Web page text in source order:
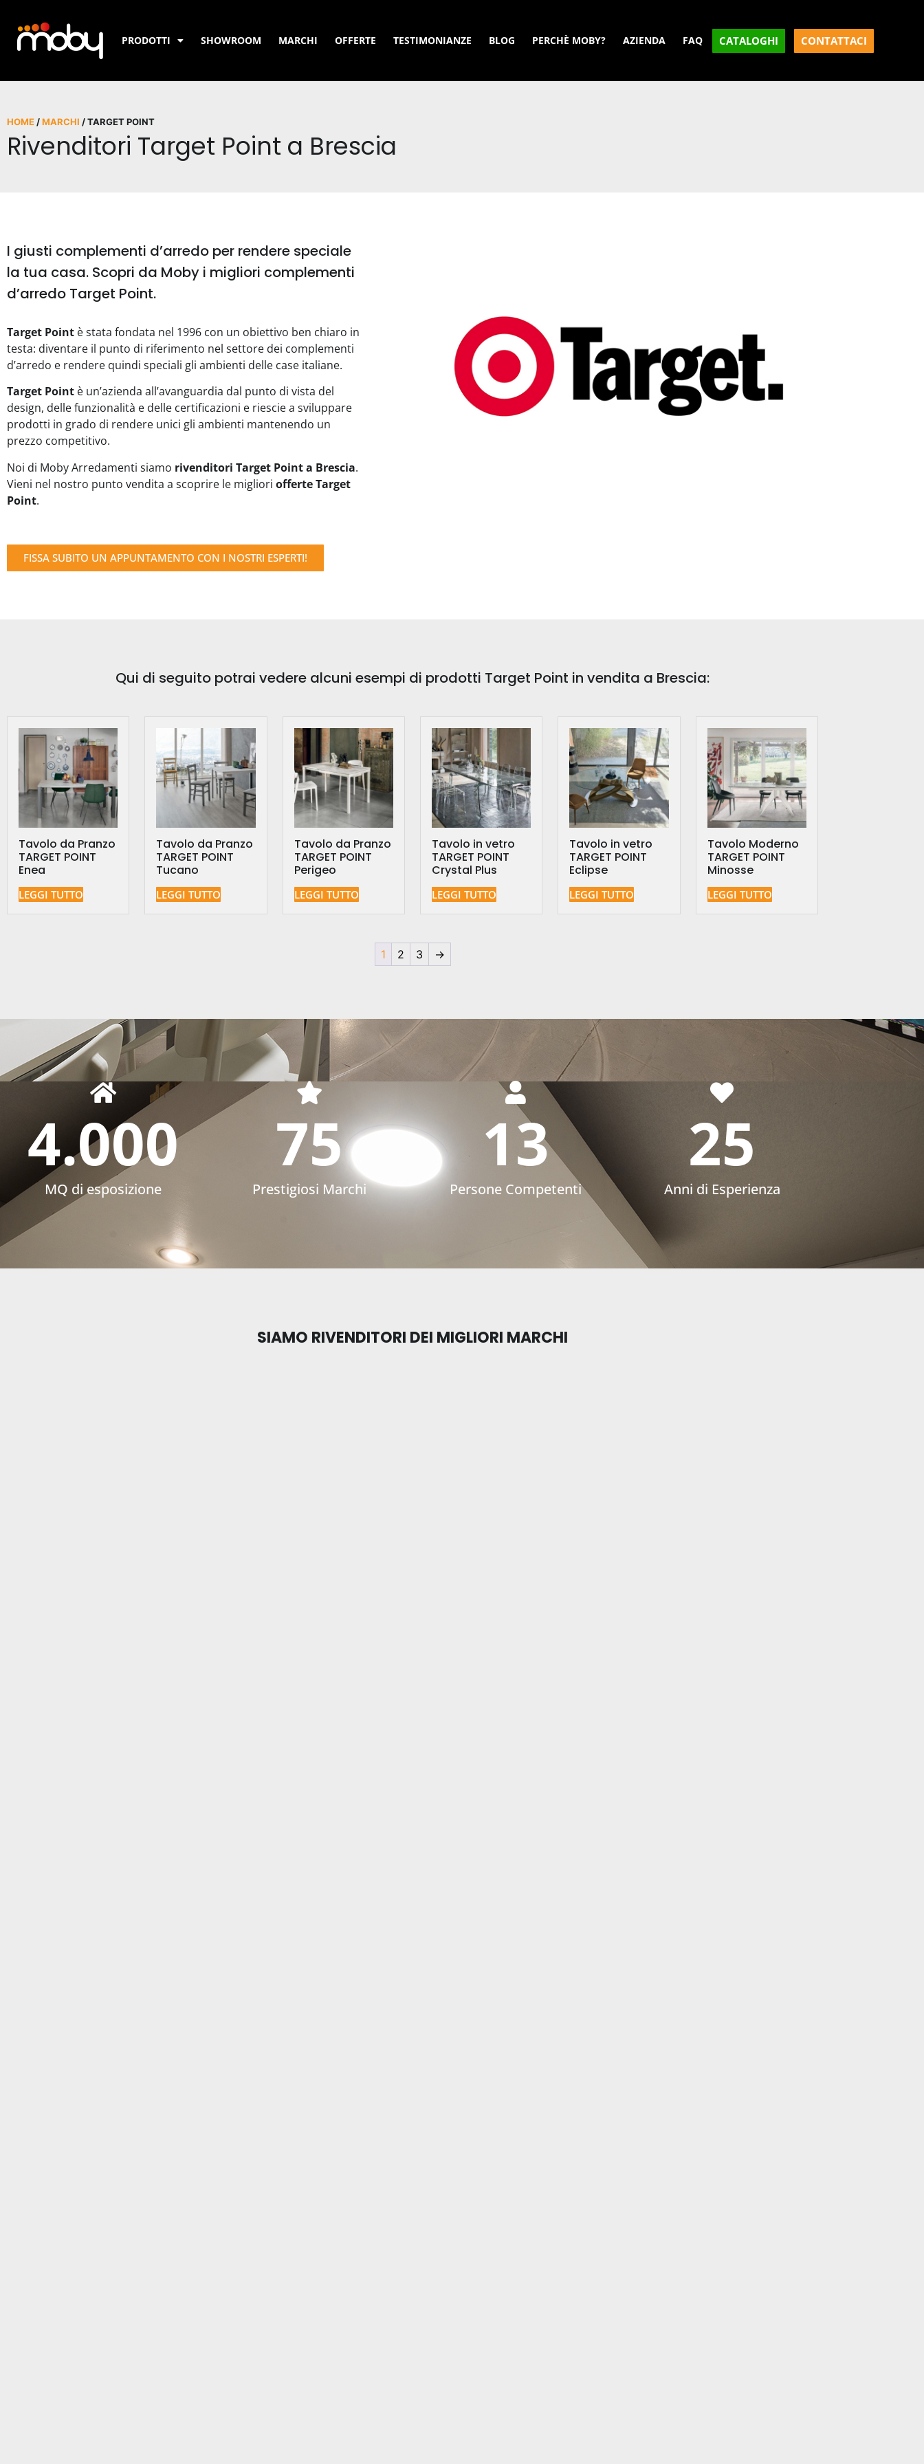
PRODOTTI SHOWROOM MARCHI OFFERTE TESTIMONIANZE BLOG PERCHÈ MOBY? AZIENDA FAQ CATALOGHI CONTATTACI
HOME /MARCHI / TARGET POINT
Rivenditori Target Point a Brescia
I giusti complementi d’arredo per rendere speciale
la tua casa. Scopri da Moby i migliori complementi
d’arredo Target Point.
Target Point è stata fondata nel 1996 con un obiettivo ben chiaro in
testa: diventare il punto di riferimento nel settore dei complementi
d’arredo e rendere quindi speciali gli ambienti delle case italiane.
Target Point è un’azienda all’avanguardia dal punto di vista del
design, delle funzionalità e delle certificazioni e riescie a sviluppare
prodotti in grado di rendere unici gli ambienti mantenendo un
prezzo competitivo.
Noi di Moby Arredamenti siamo rivenditori Target Point a Brescia.
Vieni nel nostro punto vendita a scoprire le migliori offerte Target
Point.
FISSA SUBITO UN APPUNTAMENTO CON I NOSTRI ESPERTI!
Qui di seguito potrai vedere alcuni esempi di prodotti Target Point in vendita a Brescia:
Tavolo da Pranzo
TARGET POINT
Enea
LEGGI TUTTO
Tavolo da Pranzo
TARGET POINT
Tucano
LEGGI TUTTO
Tavolo da Pranzo
TARGET POINT
Perigeo
LEGGI TUTTO
Tavolo in vetro
TARGET POINT
Crystal Plus
LEGGI TUTTO
Tavolo in vetro
TARGET POINT
Eclipse
LEGGI TUTTO
Tavolo Moderno
TARGET POINT
Minosse
LEGGI TUTTO
1 2 3 →
MQ di esposizione
4.000
Prestigiosi Marchi
75
Persone Competenti
13
Anni di Esperienza
25
SIAMO RIVENDITORI DEI MIGLIORI MARCHI